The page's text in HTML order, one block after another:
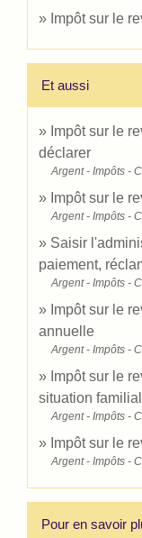
Impôt sur le
Et aussi
Impôt sur le
déclarer
Argent - Impôts -
Impôt sur le
Argent - Impôts -
Saisir
paiement,
Argent - Impôts -
Impôt sur le
annuelle
Argent - Impôts -
Impôt sur le
situation
Argent - Impôts -
Impôt sur le
Argent - Impôts -
Pour en savoir